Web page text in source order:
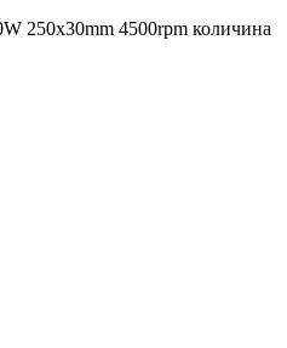
250x30mm 4500rpm количина